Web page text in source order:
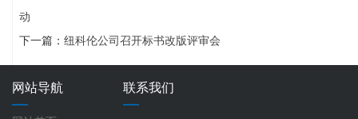
动
下一篇：纽科伦公司召开标书改版评审会
网站导航 联系我们